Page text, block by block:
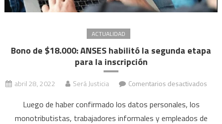
ACTUALIDAD
Bono de $18.000: ANSES habilitó la segunda etapa
para la inscripción
abril 28, 2022 Será Justicia Comentarios desactivadosen
Luego de haber confirmado los datos personales, los
monotributistas, trabajadores informales y empleados de